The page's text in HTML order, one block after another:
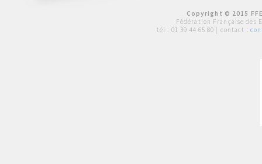
Copyright © 2015
Fédération Française des
tél : 01 39 44 65 80 | contact :